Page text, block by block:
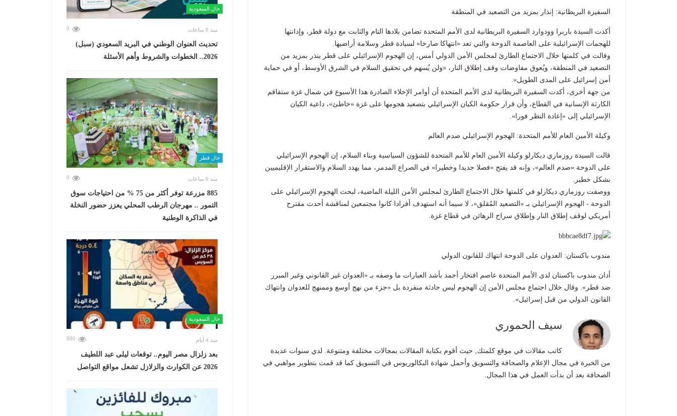
السفيرة البريطانية: إنذار بمزيد من التصعيد في المنطقة
أكدت السيدة باربرا وودوارد السفيرة البريطانية لدى الأمم المتحدة تضامن بلادها التام والثابت مع دولة قطر، وإدانتها
للهجمات الإسرائيلية على العاصمة الدوحة والتي تعد «انتهاكا صارخا» لسيادة قطر وسلامة أراضيها.
وقالت في كلمتها خلال الاجتماع الطارئ لمجلس الأمن الدولي أمس، إن الهجوم الإسرائيلي على قطر ينذر بمزيد من
التصعيد في المنطقة، ويُعوق مفاوضات وقف إطلاق النار، «ولن يُسهم في تحقيق السلام في الشرق الأوسط، أو في حماية
أمن إسرائيل على المدى الطويل».
من جهة أخرى، أكدت السفيرة البريطانية لدى الأمم المتحدة أن أوامر الإخلاء الصادرة هذا الأسبوع في شمال غزة ستفاقم
الكارثة الإنسانية في القطاع، وأن قرار حكومة الكيان الإسرائيلي بتصعيد هجومها على غزة «خاطئ»، داعية الكيان
الإسرائيلي إلى «إعادة النظر فورا».
وكيلة الأمين العام للأمم المتحدة: الهجوم الإسرائيلي صدم العالم
قالت السيدة روزماري ديكارلو وكيلة الأمين العام للأمم المتحدة للشؤون السياسية وبناء السلام، إن الهجوم الإسرائيلي
على الدوحة «صدم العالم»، وإنه قد يفتح «فصلا جديدا وخطيرا» في الصراع المدمر، مما يهدد السلام والاستقرار الإقليميين
بشكل خطير.
ووصفت روزماري ديكارلو في كلمتها خلال الاجتماع الطارئ لمجلس الأمن الليلة الماضية، لبحث الهجوم الإسرائيلي على
الدوحة - الهجوم الإسرائيلي بـ «التصعيد المُقلق»، لا سيما أنه استهدف أفرادا كانوا مجتمعين لمناقشة أحدث مقترح
أمريكي لوقف إطلاق النار وإطلاق سراح الرهائن في قطاع غزة.
مندوب باكستان: العدوان على الدوحة انتهاك للقانون الدولي
أدان مندوب باكستان لدى الأمم المتحدة عاصم افتخار أحمد بأشد العبارات ما وصفه بـ «العدوان غير القانوني وغير المبرر
ضد قطر». وقال خلال اجتماع مجلس الأمن إن الهجوم ليس حادثة منفردة بل «جزء من نهج أوسع وممنهج للعدوان وانتهاك
القانون الدولي من قبل إسرائيل».
سيف الحموري
كاتب مقالات في موقع كلمتك, حيث أقوم بكتابة المقالات بمجالات مختلفة ومتنوعة. لدي سنوات عديدة
من الخبرة في مجال الإعلام والصحافة والتسويق وأحمل شهادة البكالوريوس في التسويق كما قد قمت بتطوير مواهبي في
الصحافة بعد أن بدأت العمل في هذا المجال.
حال السعودية
منذ 8 ساعات 0
تحديث العنوان الوطني في البريد السعودي (سبل)
2026.. الخطوات والشروط وأهم الأسئلة
حال قطر
منذ 6 ساعات 0
885 مزرعة توفر أكثر من 75 % من احتياجات سوق
التمور .. مهرجان الرطب المحلي يعزز حضور النخلة
في الذاكرة الوطنية
حال السعودية
منذ 4 أيام 880
بعد زلزال مصر اليوم.. توقعات ليلى عبد اللطيف
2026 عن الكوارث والزلازل تشعل مواقع التواصل